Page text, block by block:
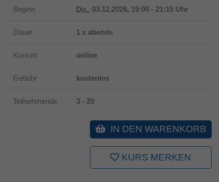
Beginn Do., 03.12.2026, 19:00 - 21:15 Uhr
Dauer 1 x abends
Kursort online
Gebühr kostenlos
Teilnehmende 3 - 20
IN DEN WARENKORB
KURS MERKEN
Laufzeit 1 Jahr
Dieses Cookie wird verwendet, um Ihre
speichern.